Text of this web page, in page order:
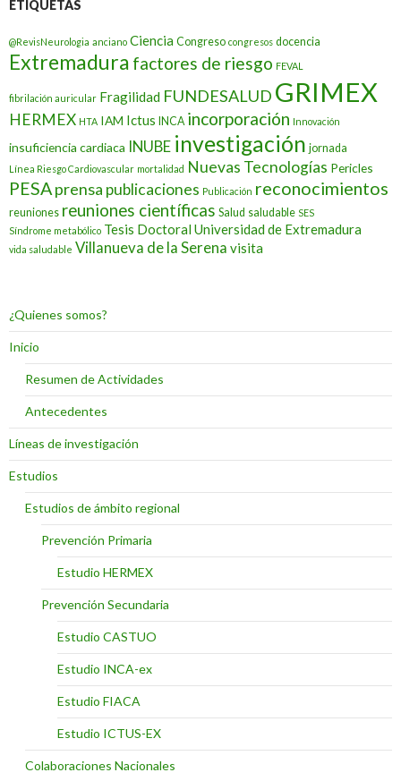
ETIQUETAS
@RevisNeurologia anciano Ciencia Congreso congresos docencia
Extremadura factores de riesgo FEVAL
fibrilación auricular Fragilidad FUNDESALUD GRIMEX
HERMEX HTA IAM Ictus INCA incorporación Innovación
insuficiencia cardiaca INUBE investigación jornada
Línea Riesgo Cardiovascular mortalidad Nuevas Tecnologías Pericles
PESAprensa publicaciones Publicación reconocimientos
reuniones reuniones científicas Salud saludable SES
Síndrome metabólico Tesis Doctoral Universidad de Extremadura
vida saludable Villanueva de la Serena visita
¿Quienes somos?
Inicio
Resumen de Actividades
Antecedentes
Líneas de investigación
Estudios
Estudios de ámbito regional
Prevención Primaria
Estudio HERMEX
Prevención Secundaria
Estudio CASTUO
Estudio INCA-ex
Estudio FIACA
Estudio ICTUS-EX
Colaboraciones Nacionales